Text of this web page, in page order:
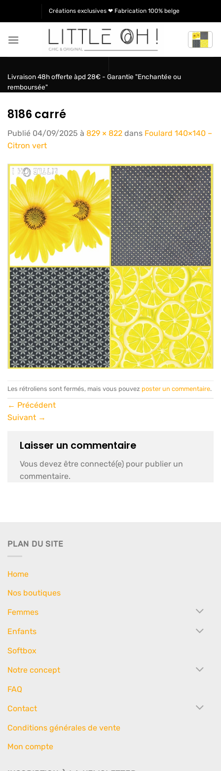
Créations exclusives ❤ Fabrication 100% belge
Livraison 48h offerte àpd 28€ - Garantie "Enchantée ou
remboursée"
8186 carré
Publié 04/09/2025 à 829 × 822 dans Foulard 140×140 –
Citron vert
Les rétroliens sont fermés, mais vous pouvez poster un commentaire.
← Précédent
Suivant →
Laisser un commentaire
Vous devez être connecté(e) pour publier un
commentaire.
PLAN DU SITE
Home
Nos boutiques
Femmes
Enfants
Softbox
Notre concept
FAQ
Contact
Conditions générales de vente
Mon compte